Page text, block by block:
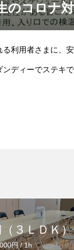
のコロナ
る利用者さまに、
ンディーでステキ
３ＬＤＫ）
円 / 1h